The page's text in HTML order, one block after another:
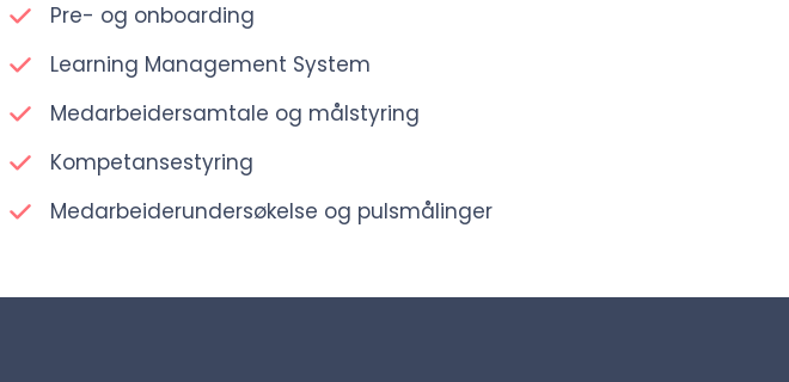
Pre- og onboarding
Learning Management System
Medarbeidersamtale og målstyring
Kompetansestyring
Medarbeiderundersøkelse og pulsmålinger